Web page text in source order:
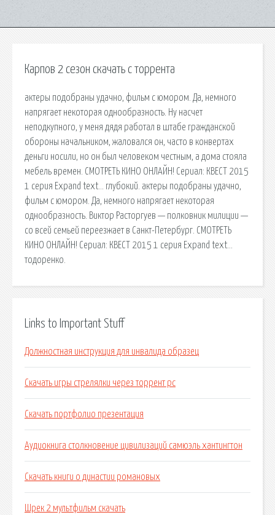
Карпов 2 сезон скачать с торрента
актеры подобраны удачно, фильм с юмором. Да, немного
напрягает некоторая однообразность. Ну насчет
неподкупного, у меня дядя работал в штабе гражданской
обороны начальником, жаловался он, часто в конвертах
деньги носили, но он был человеком честным, а дома стояла
мебель времен. СМОТРЕТЬ КИНО ОНЛАЙН! Сериал: КВЕСТ 2015
1 серия Expand text… глубокий. актеры подобраны удачно,
фильм с юмором. Да, немного напрягает некоторая
однообразность. Виктор Расторгуев — полковник милиции —
со всей семьей переезжает в Санкт-Петербург. СМОТРЕТЬ
КИНО ОНЛАЙН! Сериал: КВЕСТ 2015 1 серия Expand text…
тодоренко.
Links to Important Stuff
Должностная инструкция для инвалида образец
Скачать игры стрелялки через торрент рс
Скачать портфолио презентация
Аудиокнига столкновение цивилизаций самюэль хантингтон
Скачать книги о династии романовых
Шрек 2 мультфильм скачать